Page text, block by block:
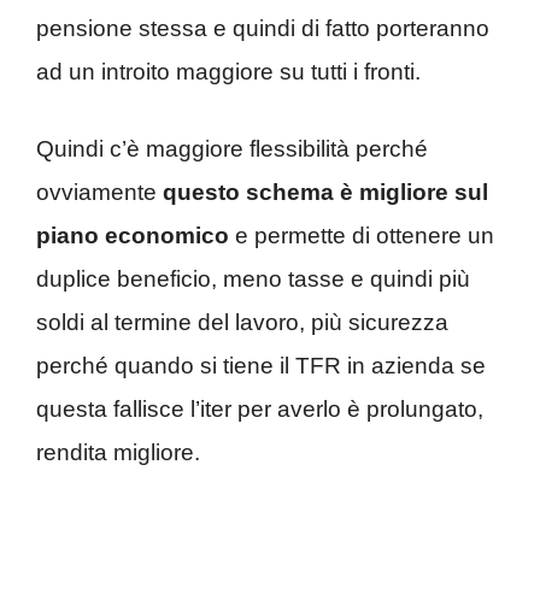
pensione stessa e quindi di fatto porteranno
ad un introito maggiore su tutti i fronti.
Quindi c’è maggiore flessibilità perché
ovviamente questo schema è migliore sul
piano economico e permette di ottenere un
duplice beneficio, meno tasse e quindi più
soldi al termine del lavoro, più sicurezza
perché quando si tiene il TFR in azienda se
questa fallisce l’iter per averlo è prolungato,
rendita migliore.